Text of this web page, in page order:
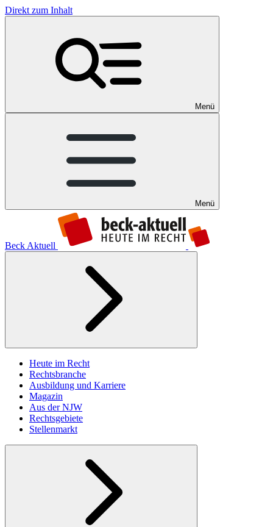
Direkt zum Inhalt
Menü
Menü
Beck Aktuell
Heute im Recht
Rechtsbranche
Ausbildung und Karriere
Magazin
Aus der NJW
Rechtsgebiete
Stellenmarkt